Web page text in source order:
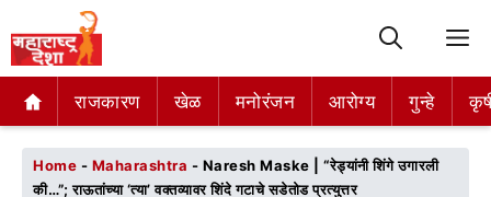
राजकारण खेळ मनोरंजन आरोग्य गुन्हे
राजकारण खेळ मनोरंजन आरोग्य गुन्हे
Home - Maharashtra - Naresh Maske | “रेड्यांनी शिंगे उगारली
की…”; राऊतांच्या ‘त्या’ वक्तव्यावर शिंदे गटाचे सडेतोड प्रत्युत्तर